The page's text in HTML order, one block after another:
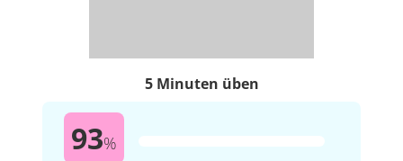
5 Minuten üben
93%